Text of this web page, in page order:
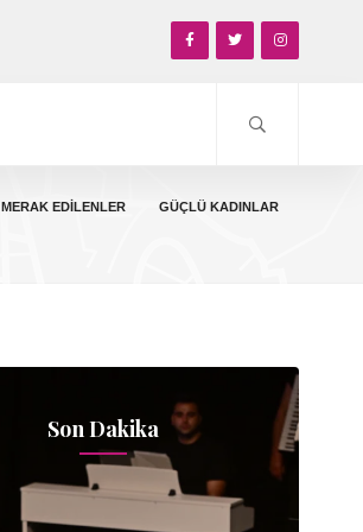
MERAK EDILENLER
GÜÇLÜ KADINLAR
Son Dakika